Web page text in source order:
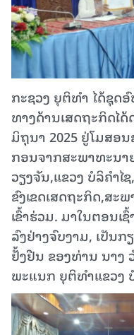
ກະຊວງ ຍຸຕິທຳ ໄດ້ຊຸດ
ທາງດ້ານເສດຖະກິດໄ
ມິຖຸນາ 2025 ຢູ່ໂມສອນ
ກອນຈາກສະພາທະນ
ວຽງຈັນ,ແຂວງ ບໍລິຄຳ
ຂົງເຂດເສດຖະກິດ,ສະ
ເຂົ້າຮ່ວມ. ມາໃນຕອນເ
ລົງຢ່າງຈົບງາມ, ເປັນກ
ຢັ້ງຢືນ ຂອງທ່ານ ນາງ
ພະແນກ ຍຸຕິທຳແຂວງ